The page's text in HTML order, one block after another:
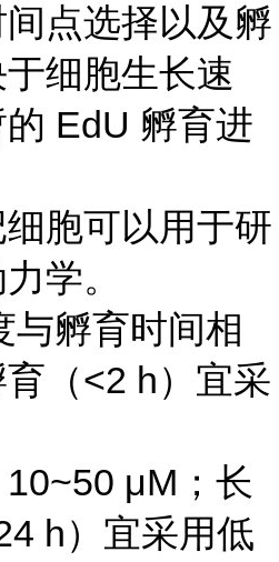
点选择以及孵
细胞生长速
EdU 孵育进
胞可以用于研
学。
与孵育时间相
（<2 h）宜采
μM；长
h）宜采用低